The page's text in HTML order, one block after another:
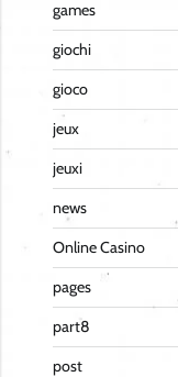
games
giochi
gioco
jeux
jeuxi
news
Online Casino
pages
part8
post